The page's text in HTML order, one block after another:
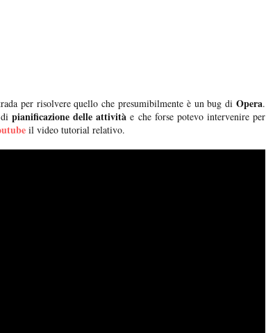
per risolvere quello che presumibilmente è un bug di Opera.
pianificazione delle attività e che forse potevo intervenire per
il video tutorial relativo.